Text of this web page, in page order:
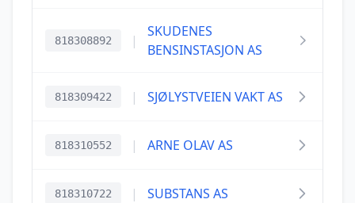
818308892 |
SKUDENES
BENSINSTASJON AS
818309422 | SJØLYSTVEIEN VAKT AS
818310552 | ARNE OLAV AS
818310722 | SUBSTANS AS